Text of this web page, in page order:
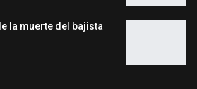
la muerte del bajista